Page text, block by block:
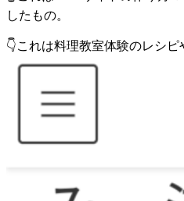
したもの。
👇これは料理教室体験のレシ